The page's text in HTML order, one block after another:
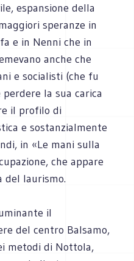
espansione della
speranze in
e in Nenni che in
anche che
e socialisti (che fu
la sua carica
il profilo di
e sostanzialmente
in «Le mani sulla
che appare
del laurismo.
il
del centro Balsamo,
metodi di Nottola,